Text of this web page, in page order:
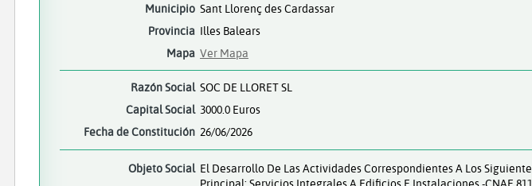
Municipio Sant Llorenç des Cardassar
Provincia Illes Balears
Mapa Ver Mapa
Razón Social SOC DE LLORET SL
Capital Social 3000.0 Euros
Fecha de Constitución 26/06/2026
Objeto Social El Desarrollo De Las Actividades Correspondientes A Los